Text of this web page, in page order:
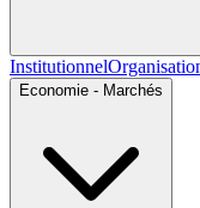
Institutionnel
Economie - Marchés